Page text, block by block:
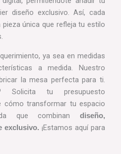
diseño exclusivo. Así, cada
única que refleja tu estilo
ya sea en medidas
a medida. Nuestro
la mesa perfecta para ti.
Solicita tu presupuesto
cómo transformar tu espacio
que combinan diseño,
exclusivo. ¡Estamos aquí para